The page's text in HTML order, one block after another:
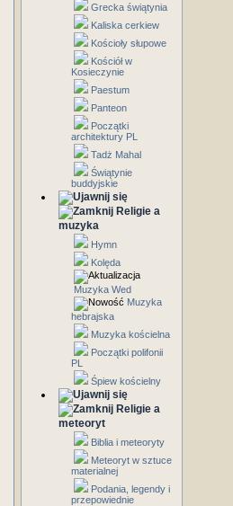
Grecka świątynia
Kaliska cerkiew
Kościoły słupowe
Kościół w
Kosieczynie
Paestum
Panteon
Początki
architektury PL
Tadż Mahal
Świątynie
buddyjskie
Religie a
muzyka
Hymn
Kolęda
Muzyka Wed
Muzyka
hebrajska
Muzyka kościelna
Początki polifonii
PL
Śpiew kościelny
Religie a
meteoryt
Biblia i meteoryty
Meteoryt w sztuce
materialnej
Podania, legendy i
przepowiednie